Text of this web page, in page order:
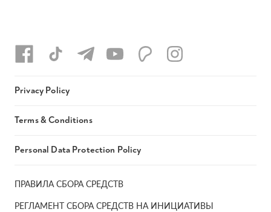
ПРАВИЛА СБОРА СРЕДСТВ
РЕГЛАМЕНТ СБОРА СРЕДСТВ НА ИНИЦИАТИВЫ
Privacy Policy
Terms & Conditions
Personal Data Protection Policy